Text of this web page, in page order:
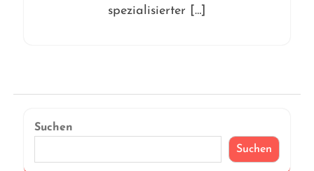
spezialisierter […]
Suchen
Suchen